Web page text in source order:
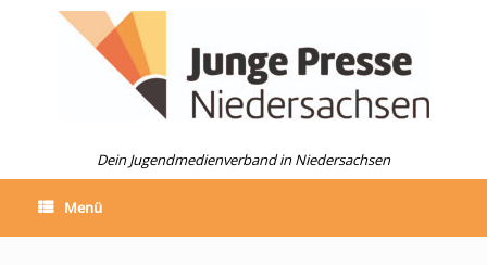
Dein Jugendmedienverband in Niedersachsen
Menü